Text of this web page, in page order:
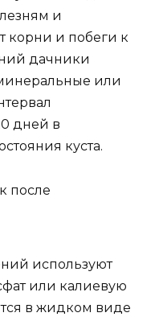
и
корни и побеги к
дачники
или
дней в
куста.
после
используют
или калиевую
в жидком виде